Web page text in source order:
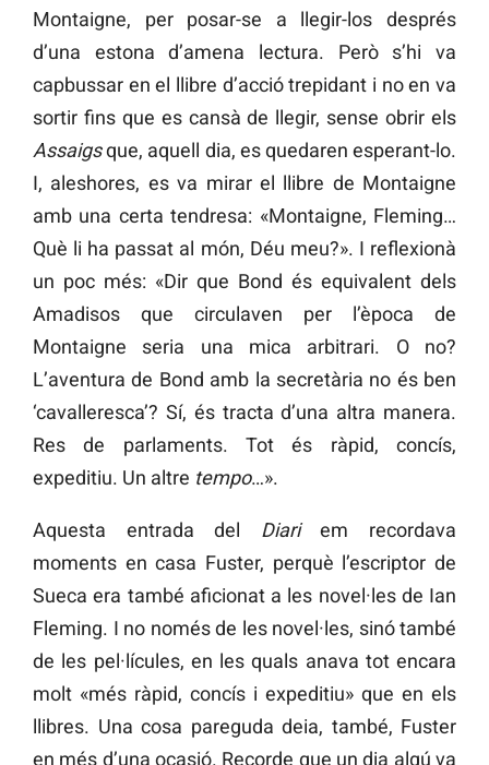
Montaigne, per posar-se a llegir-los després
d’una estona d’amena lectura. Però s’hi va
capbussar en el llibre d’acció trepidant i no en va
sortir fins que es cansà de llegir, sense obrir els
Assaigsque, aquell dia, es quedaren esperant-lo.
I, aleshores, es va mirar el llibre de Montaigne
amb una certa tendresa: «Montaigne, Fleming…
Què li ha passat al món, Déu meu?». I reflexionà
un poc més: «Dir que Bond és equivalent dels
Amadisos que circulaven per l’època de
Montaigne seria una mica arbitrari. O no?
L’aventura de Bond amb la secretària no és ben
‘cavalleresca’? Sí, és tracta d’una altra manera.
Res de parlaments. Tot és ràpid, concís,
expeditiu. Un altre tempo…».
Aquesta entrada del Diariem recordava
moments en casa Fuster, perquè l’escriptor de
Sueca era també aficionat a les novel·les de Ian
Fleming. I no només de les novel·les, sinó també
de les pel·lícules, en les quals anava tot encara
molt «més ràpid, concís i expeditiu» que en els
llibres. Una cosa pareguda deia, també, Fuster
en més d’una ocasió. Recorde que un dia algú va